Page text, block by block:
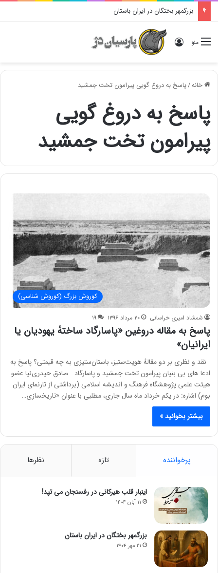
بزرگمهر بختگان در ایران باستان
منو ورود
خانه/پاسخ به دروغ گویی پیرامون تخت جمشید
پاسخ به دروغ گویی
پیرامون تخت جمشید
کوروش بزرگ (کوروش شناسی)
شمشاد امیری خراسانی ۲۰ مرداد ۱۳۹۶ ۱۹
پاسخ به مقاله دروغین «پاسارگاد ساختهٔ یهودیان یا
ایرانیان»
نقد و نظری بر دو مقالهٔ هویت‌ستیز، باستان‌ستیزی به چه قیمتی؟ پاسخ به
ادعا های بی بنیان پیرامون تخت جمشید و پاسارگاد صادق حیدری‌نیا عضو
هیئت علمی پژوهشگاه فرهنگ و اندیشه اسلامی (برداشتی از تارنمای ایران
بوم) اشاره: در یکم خرداد ماه سال جاری، مطلبی با عنوان «تاریخ‏سازی…
بیشتر بخوانید »
پرخواننده تازه نظرها
اینبار قلب هیرکانی در رفسنجان می تپد!
۱۱ آبان ۱۴۰۴
بزرگمهر بختگان در ایران باستان
۲۱ مهر ۱۴۰۴